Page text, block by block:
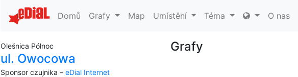
Domů Grafy Map Umístění Téma O nas
Oleśnica Północ
ul. Owocowa
Sponsor czujnika – eDial Internet
Grafy